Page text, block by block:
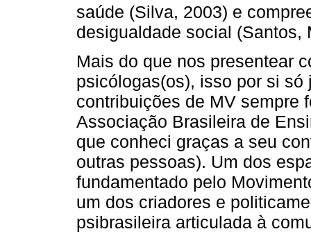
saúde (Silva, 2003) e
desigualdade social (Santos,
Mais do que nos presentear
psicólogas(os), isso por si
contribuições de MV sempre
Associação Brasileira de
que conheci graças a seu
outras pessoas). Um dos
fundamentado pelo
um dos criadores e
psibrasileira articulada à